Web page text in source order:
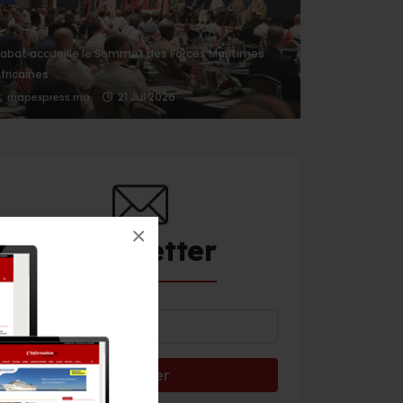
×
accueille le Sommet des Forces Maritimes
mapexpress.ma 21 Jul 2026
Newsletter